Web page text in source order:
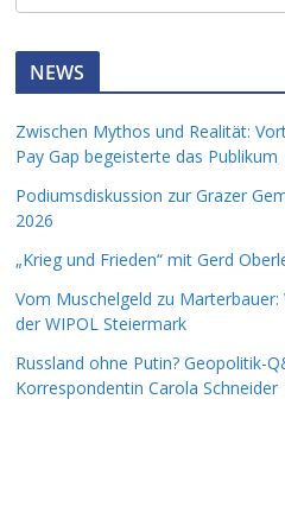
NEWS
Zwischen Mythos und Realität:
Pay Gap begeisterte das Publikum
Podiumsdiskussion zur Grazer
2026
„Krieg und Frieden“ mit Gerd
Vom Muschelgeld zu Marterbauer:
der WIPOL Steiermark
Russland ohne Putin? Geopolitik-
Korrespondentin Carola Schneider